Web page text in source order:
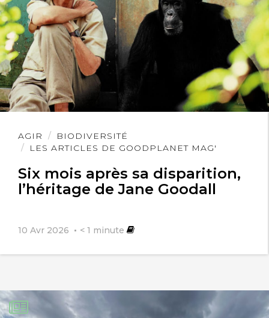
AGIR
BIODIVERSITÉ
LES ARTICLES DE GOODPLANET MAG'
Six mois après sa disparition,
l’héritage de Jane Goodall
10 Avr 2026 < 1 minute
Lire
l'article